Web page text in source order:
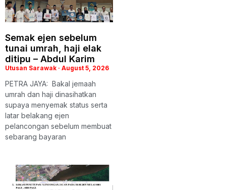
Semak ejen sebelum
tunai umrah, haji elak
ditipu – Abdul Karim
Utusan Sarawak August 5, 2026
PETRA JAYA: Bakal jemaah
umrah dan haji dinasihatkan
supaya menyemak status serta
latar belakang ejen
pelancongan sebelum membuat
sebarang bayaran